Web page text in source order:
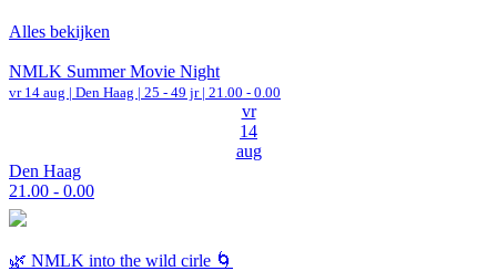
Alles bekijken
NMLK Summer Movie Night
vr 14 aug | Den Haag | 25 - 49 jr | 21.00 - 0.00
vr
14
aug
Den Haag
21.00 - 0.00
🌿 NMLK into the wild cirle 🌀